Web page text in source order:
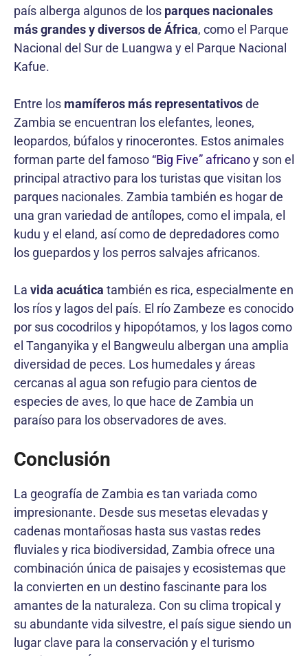
país alberga algunos de los parques nacionales
más grandes y diversos de África, como el Parque
Nacional del Sur de Luangwa y el Parque Nacional
Kafue.
Entre los mamíferos más representativosde
Zambia se encuentran los elefantes, leones,
leopardos, búfalos y rinocerontes. Estos animales
forman parte del famoso “Big Five” africanoy son el
principal atractivo para los turistas que visitan los
parques nacionales. Zambia también es hogar de
una gran variedad de antílopes, como el impala, el
kudu y el eland, así como de depredadores como
los guepardos y los perros salvajes africanos.
La vida acuática también es rica, especialmente en
los ríos y lagos del país. El río Zambeze es conocido
por sus cocodrilos y hipopótamos, y los lagos como
el Tanganyika y el Bangweulu albergan una amplia
diversidad de peces. Los humedales y áreas
cercanas al agua son refugio para cientos de
especies de aves, lo que hace de Zambia un
paraíso para los observadores de aves.
Conclusión
La geografía de Zambia es tan variada como
impresionante. Desde sus mesetas elevadas y
cadenas montañosas hasta sus vastas redes
fluviales y rica biodiversidad, Zambia ofrece una
combinación única de paisajes y ecosistemas que
la convierten en un destino fascinante para los
amantes de la naturaleza. Con su clima tropical y
su abundante vida silvestre, el país sigue siendo un
lugar clave para la conservación y el turismo